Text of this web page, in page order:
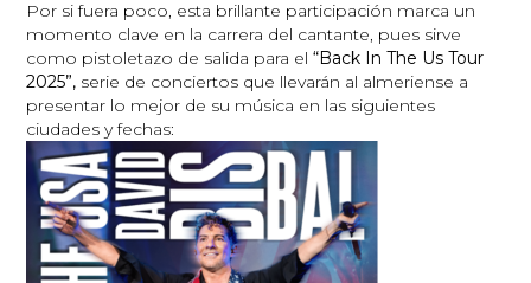
Por si fuera poco, esta brillante participación marca un
momento clave en la carrera del cantante, pues sirve
como pistoletazo de salida para el“Back In The Us Tour
2025”, serie de conciertos que llevarán al almeriense a
presentar lo mejor de su música en las siguientes
ciudades y fechas: